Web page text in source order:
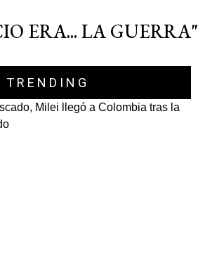
ERA... LA GUERRA"
TRENDING